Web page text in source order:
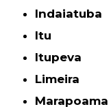
Indaiatuba
Itu
Itupeva
Limeira
Marapoama